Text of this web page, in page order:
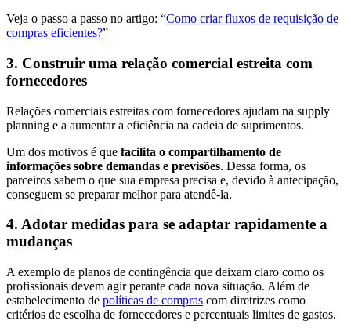
Veja o passo a passo no artigo: “Como criar fluxos de requisição de
compras eficientes?”
3. Construir uma relação comercial estreita com
fornecedores
Relações comerciais estreitas com fornecedores ajudam na supply
planning e a aumentar a eficiência na cadeia de suprimentos.
Um dos motivos é que facilita o compartilhamento de
informações sobre demandas e previsões. Dessa forma, os
parceiros sabem o que sua empresa precisa e, devido à antecipação,
conseguem se preparar melhor para atendê-la.
4. Adotar medidas para se adaptar rapidamente a
mudanças
A exemplo de planos de contingência que deixam claro como os
profissionais devem agir perante cada nova situação. Além de
estabelecimento de políticas de compras com diretrizes como
critérios de escolha de fornecedores e percentuais limites de gastos.